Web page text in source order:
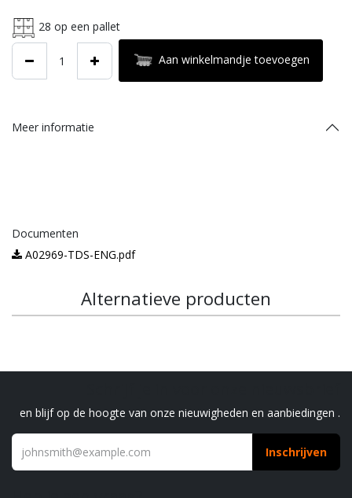
28 op een pallet
Aan winkelmandje toevoegen
Meer informatie
Documenten
A02969-TDS-ENG.pdf
Alternatieve producten
en blijf op de hoogte van onze nieuwigheden en aanbiedingen .
Inschrijven